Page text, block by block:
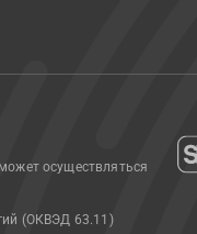
осуществляться
(ОКВЭД 63.11)